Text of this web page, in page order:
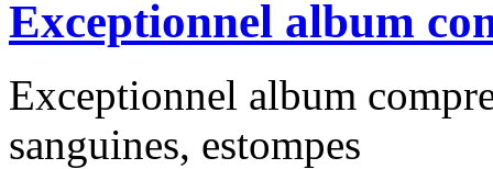
Exceptionnel album
Exceptionnel album
sanguines, estompes